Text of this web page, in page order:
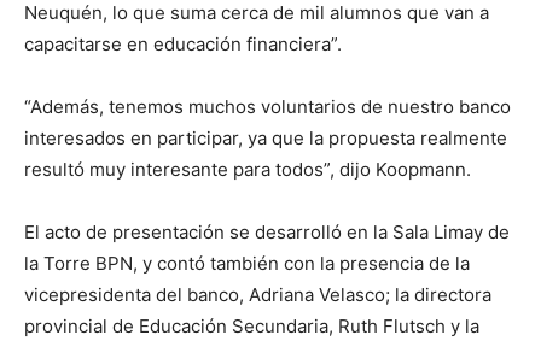
Neuquén, lo que suma cerca de mil alumnos que van a
capacitarse en educación financiera”.
“Además, tenemos muchos voluntarios de nuestro banco
interesados en participar, ya que la propuesta realmente
resultó muy interesante para todos”, dijo Koopmann.
El acto de presentación se desarrolló en la Sala Limay de
la Torre BPN, y contó también con la presencia de la
vicepresidenta del banco, Adriana Velasco; la directora
provincial de Educación Secundaria, Ruth Flutsch y la